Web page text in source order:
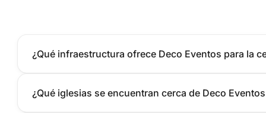
¿Qué infraestructura ofrece Deco Eventos para la
¿Qué iglesias se encuentran cerca de Deco